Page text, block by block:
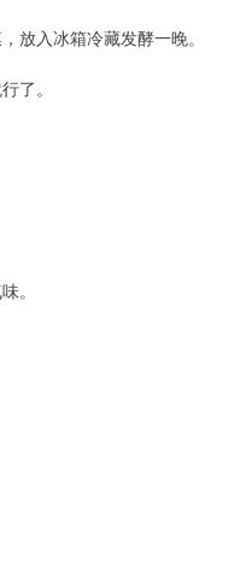
放入冰箱冷藏发酵一晚。
了。
。